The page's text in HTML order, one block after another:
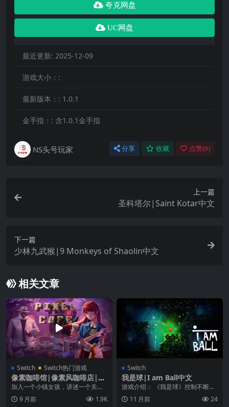
夸克网盘
UC网盘
最近更新: 2025-12-09
游戏大小：:
最新版本：: 1.0.1
金手指：: 含1.0.1金手指
NS头号玩家 分享 收藏 点赞(0)
上一篇
圣科塔尔|Saint Kotar中文
下一篇
少林九武猴|9 Monkeys of Shaolin中文
相关文章
Switch Switch热门游戏
像素咖啡馆|像素风咖啡店|Pi
xel Cafe中文
加入一个小镇女孩，讲述一个关于
家庭，人际关系，咖啡以及大城市
生活的成长故事。让你...
9 月前 1.9K
Switch
我是球|I am Ball中文
游戏介绍： 《我是球》控制不断跳
动的球！获得新的力量，探索神秘
的世界！最好的平台...
11 月前 24